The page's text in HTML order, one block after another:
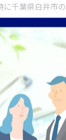
に千葉県白井市
は、郵便番号の
クがあります。
を通しているた
なマイナスとな
る際は、公式な
ましょう。特に
ど、同じ白井市
いる地域では、